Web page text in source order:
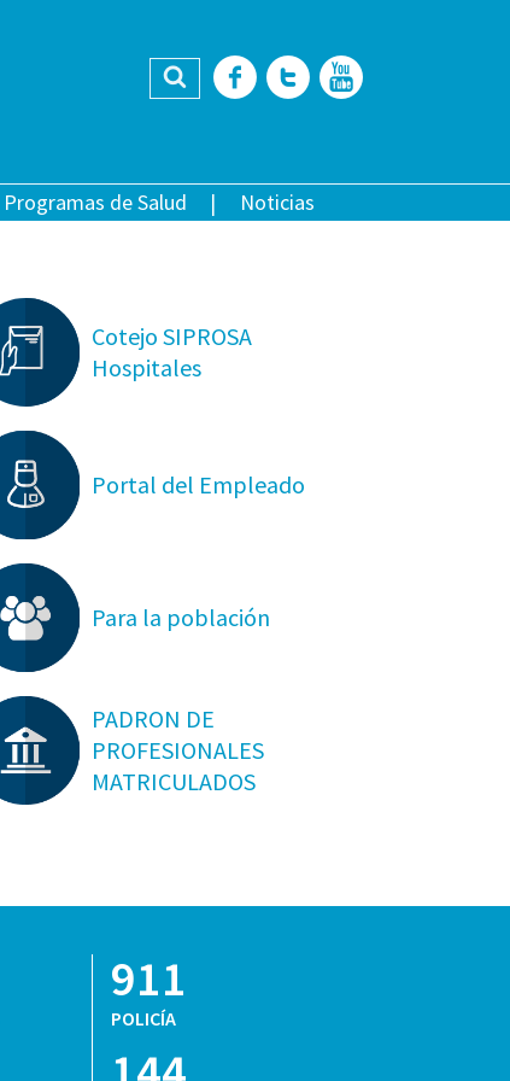
Buscar Facebook
Twitter
Programas de Salud Noticias
Cotejo SIPROSA
Hospitales
Portal del Empleado
Para la población
PADRON DE
PROFESIONALES
MATRICULADOS
911
POLICÍA